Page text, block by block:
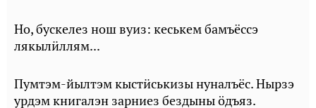
Но, бускелез нош вуиз: кеськем бамъёссэ
лякылӥллям...
Пумтэм-йылтэм кыстӥськизы нуналъёс. Нырзэ
урдэм книгалэн зарниез бездыны ӧдъяз.